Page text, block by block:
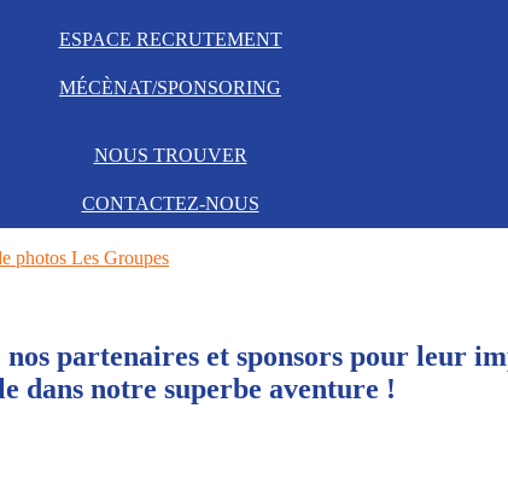
ESPACE RECRUTEMENT
MÉCÈNAT/SPONSORING
NOUS TROUVER
CONTACTEZ-NOUS
photos Les Groupes
partenaires et sponsors pour leur
dans notre superbe aventure !